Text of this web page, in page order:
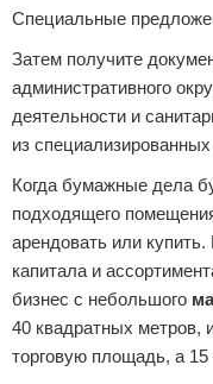
Специальные
Затем получите
административного
деятельности и
из
Когда бумажные дела
подходящего
арендовать или
капитала и
бизнес с небольшого
40 квадратных метров,
торговую площадь, а